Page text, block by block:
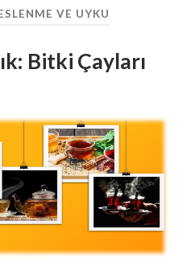
VE UYKU
Bitki Çayları